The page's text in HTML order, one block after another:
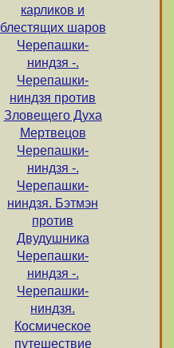
карликов и
блестящих шаров
Черепашки-
ниндзя -.
Черепашки-
ниндзя против
Зловещего Духа
Мертвецов
Черепашки-
ниндзя -.
Черепашки-
ниндзя. Бэтмэн
против
Двудушника
Черепашки-
ниндзя -.
Черепашки-
ниндзя.
Космическое
путешествие